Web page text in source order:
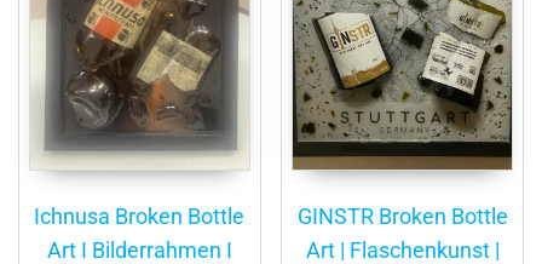
Ichnusa Broken Bottle
Art I Bilderrahmen I
GINSTR Broken Bottle
Art | Flaschenkunst |